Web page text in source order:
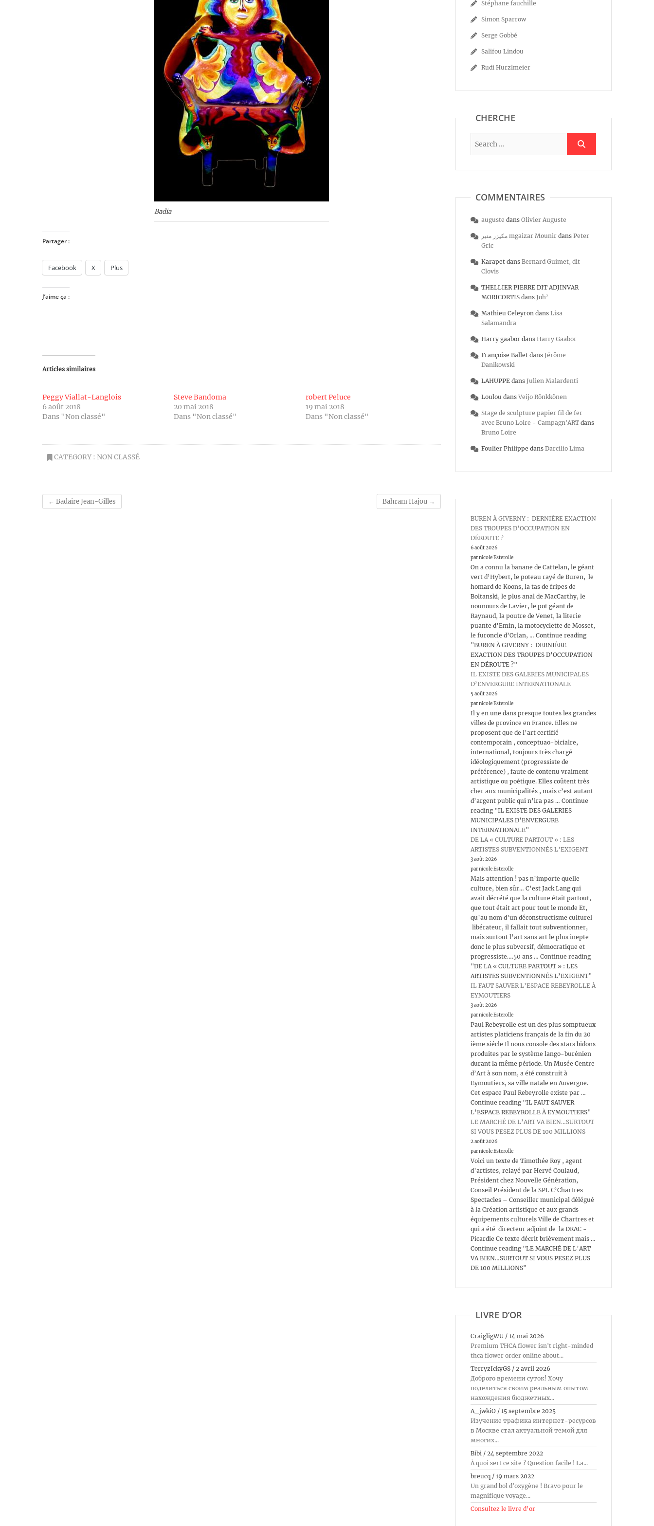
Badia
Partager :
Facebook X Plus
J’aime ça :
Articles similaires
Peggy Viallat-Langlois
6 août 2018
Dans "Non classé"
Steve Bandoma
20 mai 2018
Dans "Non classé"
robert Peluce
19 mai 2018
Dans "Non classé"
CATEGORY : NON CLASSÉ
← Badaire Jean-Gilles Bahram Hajou →
Stéphane fauchille
Simon Sparrow
Serge Gobbé
Salifou Lindou
Rudi Hurzlmeier
CHERCHE
COMMENTAIRES
auguste dans Olivier Auguste
مكيزر منير mgaizar Mounir dans Peter
Gric
Karapet dans Bernard Guimet, dit
Clovis
THELLIER PIERRE DIT ADJINVAR
MORICORTIS dans Joh’
Mathieu Celeyron dans Lisa
Salamandra
Harry gaabor dans Harry Gaabor
Françoise Ballet dans Jérôme
Danikowski
LAHUPPE dans Julien Malardenti
Loulou dans Veijo Rönkkönen
Stage de sculpture papier fil de fer
avec Bruno Loire - Campagn'ART dans
Bruno Loire
Foulier Philippe dans Darcilio Lima
BUREN À GIVERNY : DERNIÈRE EXACTION
DES TROUPES D’OCCUPATION EN
DÉROUTE ?
6 août 2026
par nicole Esterolle
On a connu la banane de Cattelan, le géant
vert d’Hybert, le poteau rayé de Buren, le
homard de Koons, la tas de fripes de
Boltanski, le plus anal de MacCarthy, le
nounours de Lavier, le pot géant de
Raynaud, la poutre de Venet, la literie
puante d’Emin, la motocyclette de Mosset,
le furoncle d’Orlan, … Continue reading
"BUREN À GIVERNY : DERNIÈRE
EXACTION DES TROUPES D’OCCUPATION
EN DÉROUTE ?"
IL EXISTE DES GALERIES MUNICIPALES
D’ENVERGURE INTERNATIONALE
5 août 2026
par nicole Esterolle
Il y en une dans presque toutes les grandes
villes de province en France. Elles ne
proposent que de l’art certifié
contemporain , conceptuao-bicialre,
international, toujours très chargé
idéologiquement (progressiste de
préférence) , faute de contenu vraiment
artistique ou poétique. Elles coûtent très
cher aux municipalités , mais c’est autant
d’argent public qui n’ira pas … Continue
reading "IL EXISTE DES GALERIES
MUNICIPALES D’ENVERGURE
INTERNATIONALE"
DE LA « CULTURE PARTOUT » : LES
ARTISTES SUBVENTIONNÉS L’EXIGENT
3 août 2026
par nicole Esterolle
Mais attention ! pas n’importe quelle
culture, bien sûr… C’est Jack Lang qui
avait décrété que la culture était partout,
que tout était art pour tout le monde Et,
qu’au nom d’un déconstructisme culturel
libérateur, il fallait tout subventionner,
mais surtout l’art sans art le plus inepte
donc le plus subversif, démocratique et
progressiste….50 ans … Continue reading
"DE LA « CULTURE PARTOUT » : LES
ARTISTES SUBVENTIONNÉS L’EXIGENT"
IL FAUT SAUVER L’ESPACE REBEYROLLE À
EYMOUTIERS
3 août 2026
par nicole Esterolle
Paul Rebeyrolle est un des plus somptueux
artistes platiciens français de la fin du 20
ième siécle Il nous console des stars bidons
produites par le système lango-burénien
durant la même période. Un Musée Centre
d’Art à son nom, a été construit à
Eymoutiers, sa ville natale en Auvergne.
Cet espace Paul Rebeyrolle existe par …
Continue reading "IL FAUT SAUVER
L’ESPACE REBEYROLLE À EYMOUTIERS"
LE MARCHÉ DE L’ART VA BIEN…SURTOUT
SI VOUS PESEZ PLUS DE 100 MILLIONS
2 août 2026
par nicole Esterolle
Voici un texte de Timothée Roy , agent
d’artistes, relayé par Hervé Coulaud,
Président chez Nouvelle Génération,
Conseil Président de la SPL C’Chartres
Spectacles – Conseiller municipal délégué
à la Création artistique et aux grands
équipements culturels Ville de Chartres et
qui a été directeur adjoint de la DRAC -
Picardie Ce texte décrit brièvement mais …
Continue reading "LE MARCHÉ DE L’ART
VA BIEN…SURTOUT SI VOUS PESEZ PLUS
DE 100 MILLIONS"
LIVRE D’OR
CraigligWU / 14 mai 2026
Premium THCA flower isn't right-minded
thca flower order online about...
TerryzIckyGS / 2 avril 2026
Доброго времени суток! Хочу
поделиться своим реальным опытом
нахождения бюджетных...
A_jwkiO / 15 septembre 2025
Изучение трафика интернет-ресурсов
в Москве стал актуальной темой для
многих...
Bibi / 24 septembre 2022
À quoi sert ce site ? Question facile ! La...
breucq / 19 mars 2022
Un grand bol d'oxygène ! Bravo pour le
magnifique voyage...
Consultez le livre d’or